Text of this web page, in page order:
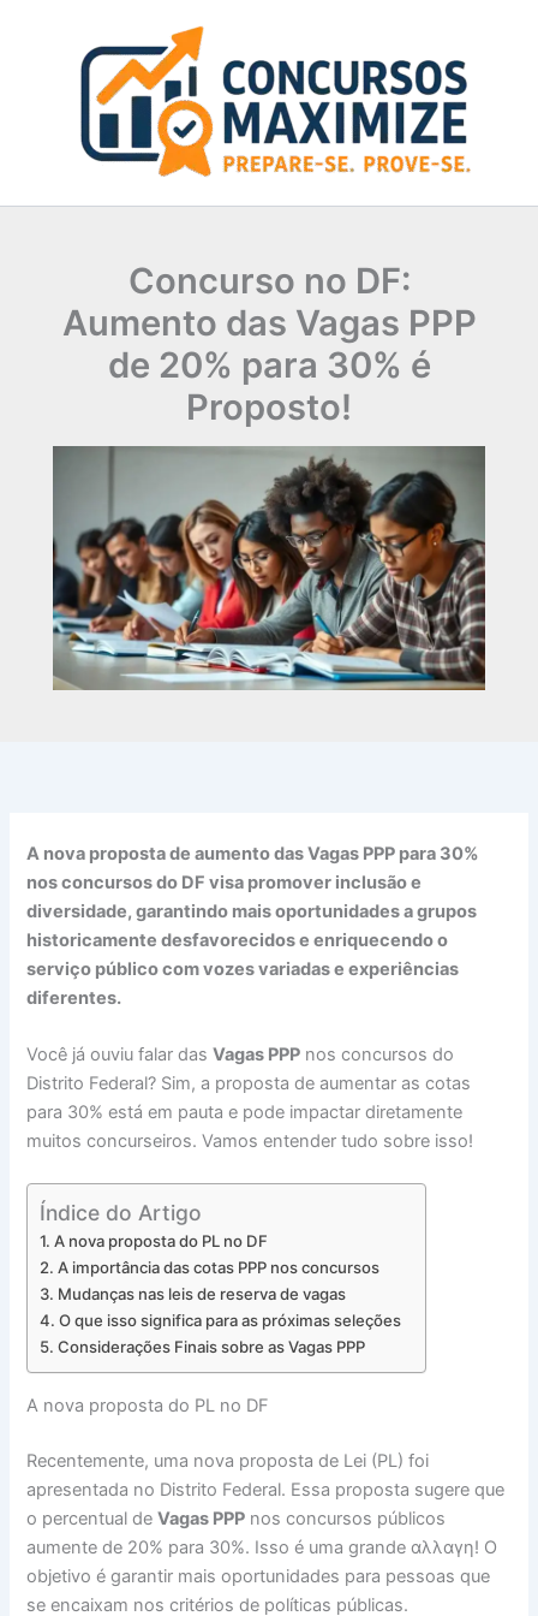
Concurso no DF:
Aumento das Vagas PPP
de 20% para 30% é
Proposto!
A nova proposta de aumento dasVagas PPP para 30%
nos concursos do DF visa promover inclusão e
diversidade, garantindo mais oportunidades a grupos
historicamente desfavorecidos e enriquecendo o
serviço público com vozes variadas e experiências
diferentes.
Você já ouviu falar dasVagas PPP nos concursos do
Distrito Federal? Sim, a proposta de aumentar as cotas
para 30% está em pauta e pode impactar diretamente
muitos concurseiros. Vamos entender tudo sobre isso!
Índice do Artigo
A nova proposta do PL no DF
A importância das cotas PPP nos concursos
Mudanças nas leis de reserva de vagas
O que isso significa para as próximas seleções
Considerações Finais sobre as Vagas PPP
A nova proposta do PL no DF
Recentemente, uma nova proposta de Lei (PL) foi
apresentada no Distrito Federal. Essa proposta sugere que
o percentual deVagas PPP nos concursos públicos
aumente de 20% para 30%. Isso é uma grande αλλαγη! O
objetivo é garantir mais oportunidades para pessoas que
se encaixam nos critérios de políticas públicas.